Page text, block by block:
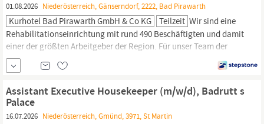
01.08.2026 Niederösterreich, Gänserndorf, 2222, Bad Pirawarth
Kurhotel Bad Pirawarth GmbH & Co KG Teilzeit Wir sind eine
Rehabilitationseinrichtung mit rund 490 Beschäftigten und damit
einer der größten Arbeitgeber der Region. Für unser Team der
Hauswirtschaft suchen wir Reinigungskraft (w/m/d) 20 - 30
Stunden/Woche Reinigen der Gästezimmer, der Therapieräume
und Speisesäle Endreinigung bei Abreise der Gäste Einhalten der
Hygienevorschriften Sauberkeit...
Assistant Executive Housekeeper (m/w/d), Badrutt s
Palace
16.07.2026 Niederösterreich, Gmünd, 3971, St Martin